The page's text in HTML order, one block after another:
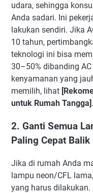
udara, sehingga
Anda sadari. Ini
lakukan sendiri. Jika
10 tahun,
teknologi ini bisa
30–50% dibanding
kenyamanan yang
memilih, lihat
untuk Rumah Tangga].
2. Ganti Semua
Paling Cepat Balik
Jika di rumah Anda
lampu neon/CFL
yang harus dilakukan.